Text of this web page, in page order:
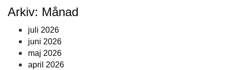
Arkiv: Månad
juli 2026
juni 2026
maj 2026
april 2026